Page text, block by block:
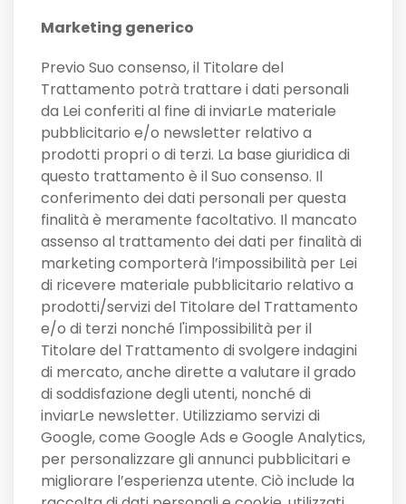
Marketing generico
Previo Suo consenso, il Titolare del
Trattamento potrà trattare i dati personali
da Lei conferiti al fine di inviarLe materiale
pubblicitario e/o newsletter relativo a
prodotti propri o di terzi. La base giuridica di
questo trattamento è il Suo consenso. Il
conferimento dei dati personali per questa
finalità è meramente facoltativo. Il mancato
assenso al trattamento dei dati per finalità di
marketing comporterà l’impossibilità per Lei
di ricevere materiale pubblicitario relativo a
prodotti/servizi del Titolare del Trattamento
e/o di terzi nonché l'impossibilità per il
Titolare del Trattamento di svolgere indagini
di mercato, anche dirette a valutare il grado
di soddisfazione degli utenti, nonché di
inviarLe newsletter. Utilizziamo servizi di
Google, come Google Ads e Google Analytics,
per personalizzare gli annunci pubblicitari e
migliorare l’esperienza utente. Ciò include la